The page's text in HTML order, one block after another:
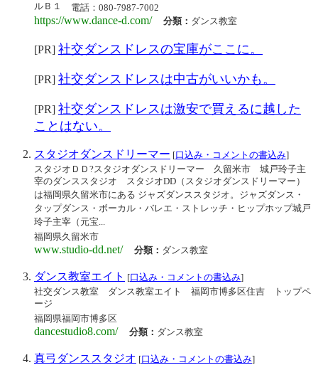
ルＢ１ 電話：080-7987-7002
https://www.dance-d.com/ 分類： ダンス教室
[PR] 社交ダンスドレスの宝庫がここに。
[PR] 社交ダンスドレスは中古がいいかも。
[PR] 社交ダンスドレスは激安で買えるに越した
ことはない。
スタジオダンスドリーマー [口込み・コメントの書込み]
スタジオＤＤ?スタジオダンスドリーマー 久留米市 城戸玲子主
宰のダンススタジオ スタジオDD（スタジオダンスドリーマー）
は福岡県久留米市にある ジャズダンススタジオ。ジャズダンス・
タップダンス・ボーカル・バレエ・ストレッチ・ヒップホップ城戸
玲子主宰（元宝...
福岡県久留米市
www.studio-dd.net/ 分類： ダンス教室
ダンス教室エイト [口込み・コメントの書込み]
社交ダンス教室 ダンス教室エイト 福岡市博多区住吉 トップペ
ージ
福岡県福岡市博多区
dancestudio8.com/ 分類： ダンス教室
真弓ダンススタジオ [口込み・コメントの書込み]